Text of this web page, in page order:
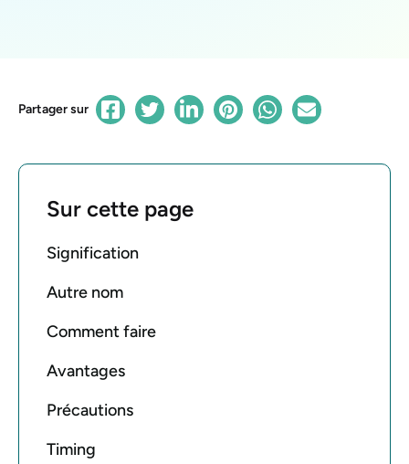
Partager sur
Sur cette page
Signification
Autre nom
Comment faire
Avantages
Précautions
Timing